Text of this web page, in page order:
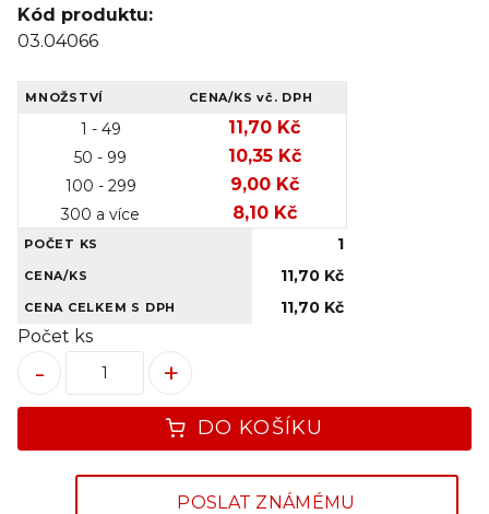
Kód produktu:
03.04066
MNOŽSTVÍ CENA/KSvč. DPH
1 - 49 11,70 Kč
50 - 99 10,35 Kč
100 - 299 9,00 Kč
300 a více 8,10 Kč
POČET KS 1
CENA/KS 11,70 Kč
CENA CELKEM S DPH 11,70 Kč
Počet ks
+
-
DO KOŠÍKU
POSLAT ZNÁMÉMU